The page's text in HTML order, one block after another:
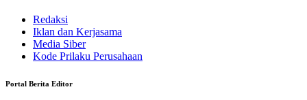
Redaksi
Iklan dan Kerjasama
Media Siber
Kode Prilaku Perusahaan
Portal Berita Editor